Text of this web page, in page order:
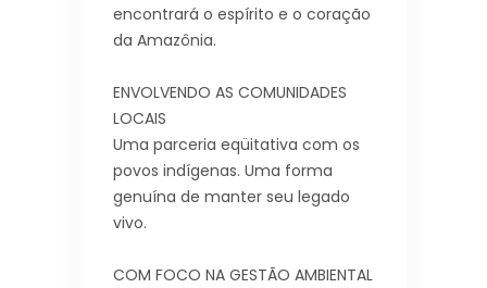
encontrará o espírito e o coração
da Amazônia.
ENVOLVENDO AS COMUNIDADES
LOCAIS
Uma parceria eqüitativa com os
povos indígenas. Uma forma
genuína de manter seu legado
vivo.
COM FOCO NA GESTÃO AMBIENTAL